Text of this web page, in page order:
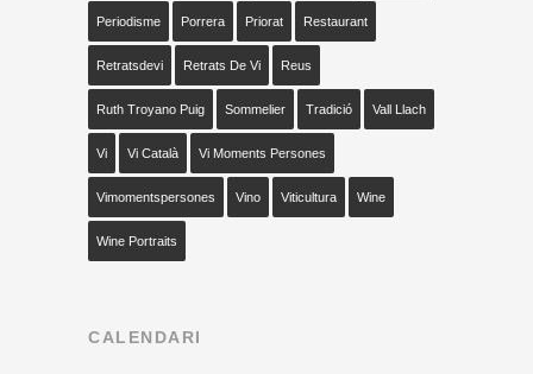
Periodisme Porrera Priorat Restaurant
Retratsdevi Retrats De Vi Reus
Ruth Troyano Puig Sommelier Tradició Vall Llach
Vi Vi Català Vi Moments Persones
Vimomentspersones Vino Viticultura Wine
Wine Portraits
CALENDARI